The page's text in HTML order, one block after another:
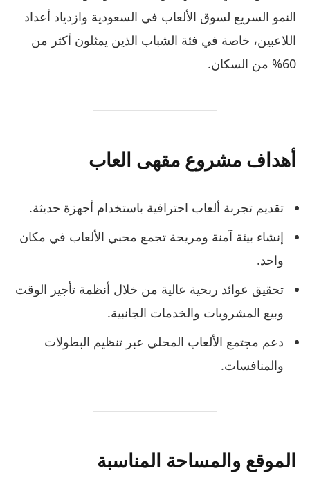
النمو السريع لسوق الألعاب في السعودية وازدياد أعداد
اللاعبين، خاصة في فئة الشباب الذين يمثلون أكثر من
60% من السكان.
أهداف مشروع مقهى العاب
تقديم تجربة ألعاب احترافية باستخدام أجهزة حديثة.
إنشاء بيئة آمنة ومريحة تجمع محبي الألعاب في مكان
واحد.
تحقيق عوائد ربحية عالية من خلال أنظمة تأجير الوقت
وبيع المشروبات والخدمات الجانبية.
دعم مجتمع الألعاب المحلي عبر تنظيم البطولات
والمنافسات.
الموقع والمساحة المناسبة